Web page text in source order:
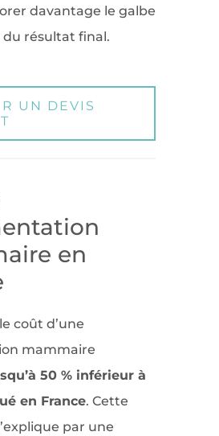
davantage le galbe
résultat final.
UN DEVIS
en
coût d’une
mammaire
50 % inférieur à
en France. Cette
par une